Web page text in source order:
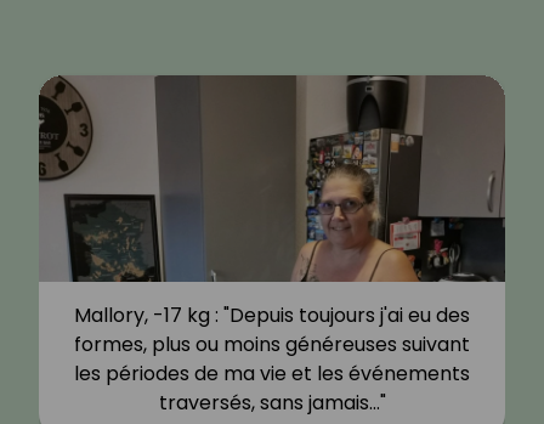
Mallory, -17 kg : "Depuis toujours j'ai eu des
formes, plus ou moins généreuses suivant
les périodes de ma vie et les événements
traversés, sans jamais…"